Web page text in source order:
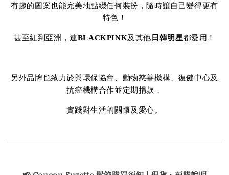
有趣的圖案也能完美地點綴任何裝扮，隨時讓自己變得更有
特色！
甚至紅到亞洲，連BLACKPINK及其他 日韓明星都愛用！
另外品牌也致力於與環保協會、動物慈善機構、復健中心及
抗癌機構合作並定期捐款，
實踐對生活的關懷及愛心。